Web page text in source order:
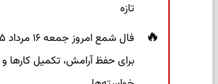
تازه
برای حفظ آرامش، تکمیل کارها